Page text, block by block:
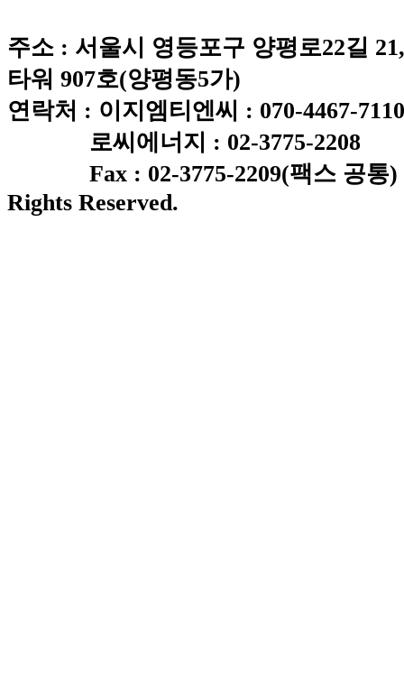
주소 : 서울시 영등포구 양평로22길
타워 907호(양평동5가)
연락처 : 이지엠티엔씨 : 070-4467-7110
로씨에너지 : 02-3775-2208
Fax : 02-3775-2209(팩스 공통)
Rights Reserved.